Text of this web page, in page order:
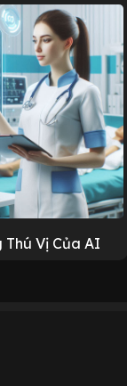
Thú Vị Của AI